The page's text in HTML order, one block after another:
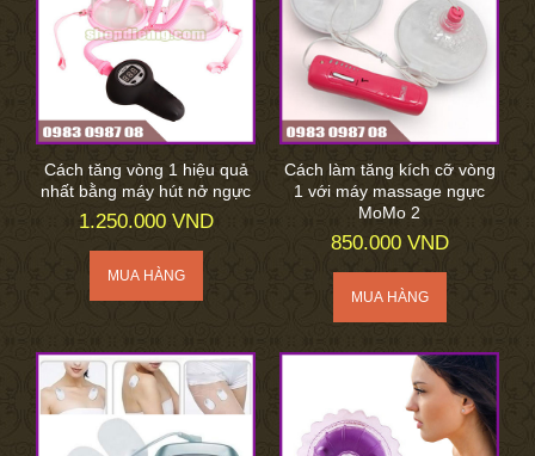
Cách tăng vòng 1 hiệu quả
nhất bằng máy hút nở ngực
1.250.000 VND
Cách làm tăng kích cỡ vòng
1 với máy massage ngực
MoMo 2
850.000 VND